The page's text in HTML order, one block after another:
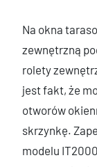
Na okna
zewnętrzną
rolety
jest fakt, że
otworów
skrzynkę.
modelu